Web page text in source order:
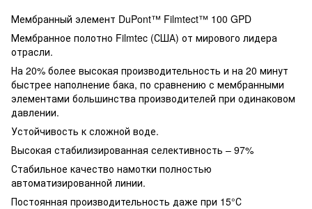
Мембранный элемент DuPont™ Filmtect™ 100 GPD
Мембранное полотно Filmtec (США) от мирового лидера
отрасли.
На 20% более высокая производительность и на 20 минут
быстрее наполнение бака, по сравнению с мембранными
элементами большинства производителей при одинаковом
давлении.
Устойчивость к сложной воде.
Высокая стабилизированная селективность – 97%
Стабильное качество намотки полностью
автоматизированной линии.
Постоянная производительность даже при 15°С